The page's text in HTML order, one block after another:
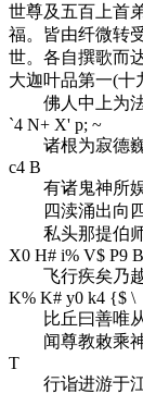
世尊及五百上首
福。皆由纤微转
世。各自撰歌而
大迦叶品第一(十
佛人中上为
`4 N+ X' p; ~
诸根为寂德
c4 B
有诸鬼神所
四渎涌出向
私头那提伯
X0 H# i% V$ P9
飞行疾矣乃
K% K# y0 k4 {$ \
比丘曰善唯
闻尊教敕乘
T
行诣进游于